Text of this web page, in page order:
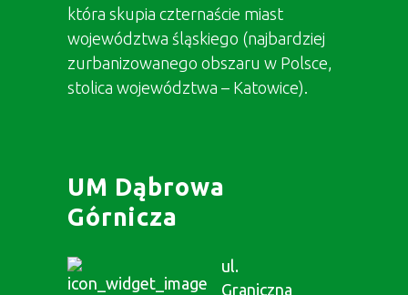
która skupia czternaście miast
województwa śląskiego (najbardziej
zurbanizowanego obszaru w Polsce,
stolica województwa – Katowice).
UM Dąbrowa
Górnicza
ul.
Graniczna